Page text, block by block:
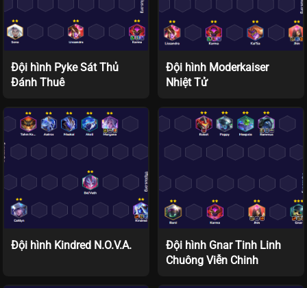
Đội hình Pyke Sát Thủ
Đánh Thuê
Đội hình Moderkaiser
Nhiệt Tử
Đội hình Kindred N.O.V.A.
Đội hình Gnar Tinh Linh
Chuông Viễn Chinh